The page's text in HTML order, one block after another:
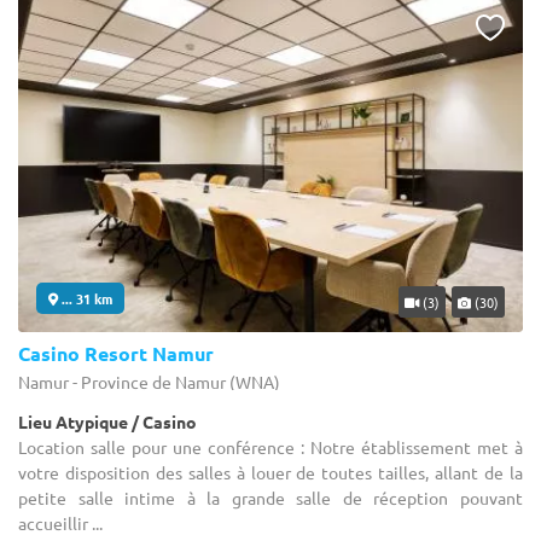
... 31 km (3) (30)
Casino Resort Namur
Namur - Province de Namur (WNA)
Lieu Atypique / Casino
Location salle pour une conférence : Notre établissement met à
votre disposition des salles à louer de toutes tailles, allant de la
petite salle intime à la grande salle de réception pouvant
accueillir ...